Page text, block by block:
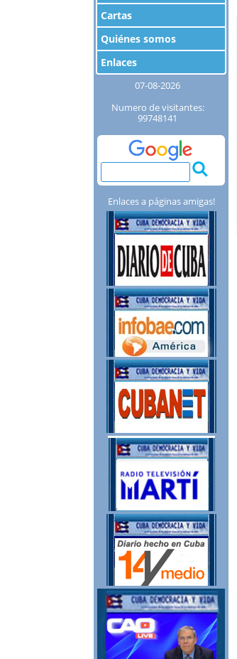
Cartas
Quiénes somos
Enlaces
07-08-2026
Numero de visitantes:
99748141
Enlaces a páginas amigas!